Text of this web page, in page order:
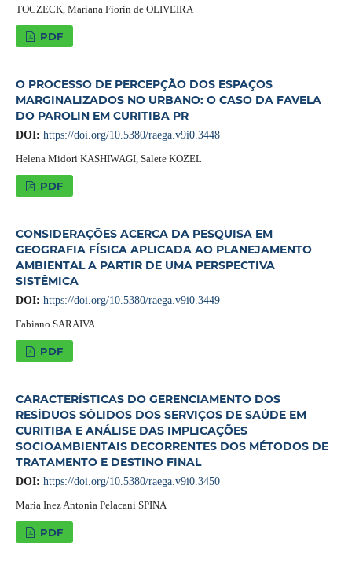
TOCZECK, Mariana Fiorin de OLIVEIRA
PDF
O PROCESSO DE PERCEPÇÃO DOS ESPAÇOS
MARGINALIZADOS NO URBANO: O CASO DA FAVELA
DO PAROLIN EM CURITIBA PR
DOI: https://doi.org/10.5380/raega.v9i0.3448
Helena Midori KASHIWAGI, Salete KOZEL
PDF
CONSIDERAÇÕES ACERCA DA PESQUISA EM
GEOGRAFIA FÍSICA APLICADA AO PLANEJAMENTO
AMBIENTAL A PARTIR DE UMA PERSPECTIVA
SISTÊMICA
DOI: https://doi.org/10.5380/raega.v9i0.3449
Fabiano SARAIVA
PDF
CARACTERÍSTICAS DO GERENCIAMENTO DOS
RESÍDUOS SÓLIDOS DOS SERVIÇOS DE SAÚDE EM
CURITIBA E ANÁLISE DAS IMPLICAÇÕES
SOCIOAMBIENTAIS DECORRENTES DOS MÉTODOS DE
TRATAMENTO E DESTINO FINAL
DOI: https://doi.org/10.5380/raega.v9i0.3450
Maria Inez Antonia Pelacani SPINA
PDF